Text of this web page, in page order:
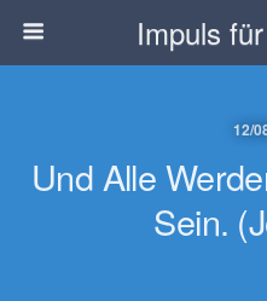
Impuls
12/
Und Alle
Sein.